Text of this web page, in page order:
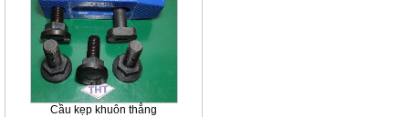
Cầu kẹp khuôn thẳng